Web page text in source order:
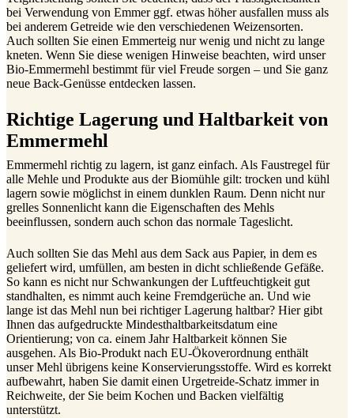
bei Verwendung von Emmer ggf. etwas höher ausfallen muss als
bei anderem Getreide wie den verschiedenen Weizensorten.
Auch sollten Sie einen Emmerteig nur wenig und nicht zu lange
kneten. Wenn Sie diese wenigen Hinweise beachten, wird unser
Bio-Emmermehl bestimmt für viel Freude sorgen – und Sie ganz
neue Back-Genüsse entdecken lassen.
Richtige Lagerung und Haltbarkeit von
Emmermehl
Emmermehl richtig zu lagern, ist ganz einfach. Als Faustregel für
alle Mehle und Produkte aus der Biomühle gilt: trocken und kühl
lagern sowie möglichst in einem dunklen Raum. Denn nicht nur
grelles Sonnenlicht kann die Eigenschaften des Mehls
beeinflussen, sondern auch schon das normale Tageslicht.
Auch sollten Sie das Mehl aus dem Sack aus Papier, in dem es
geliefert wird, umfüllen, am besten in dicht schließende Gefäße.
So kann es nicht nur Schwankungen der Luftfeuchtigkeit gut
standhalten, es nimmt auch keine Fremdgerüche an. Und wie
lange ist das Mehl nun bei richtiger Lagerung haltbar? Hier gibt
Ihnen das aufgedruckte Mindesthaltbarkeitsdatum eine
Orientierung; von ca. einem Jahr Haltbarkeit können Sie
ausgehen. Als Bio-Produkt nach EU-Ökoverordnung enthält
unser Mehl übrigens keine Konservierungsstoffe. Wird es korrekt
aufbewahrt, haben Sie damit einen Urgetreide-Schatz immer in
Reichweite, der Sie beim Kochen und Backen vielfältig
unterstützt.